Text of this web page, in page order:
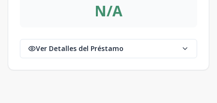
N/A
Ver Detalles del Préstamo